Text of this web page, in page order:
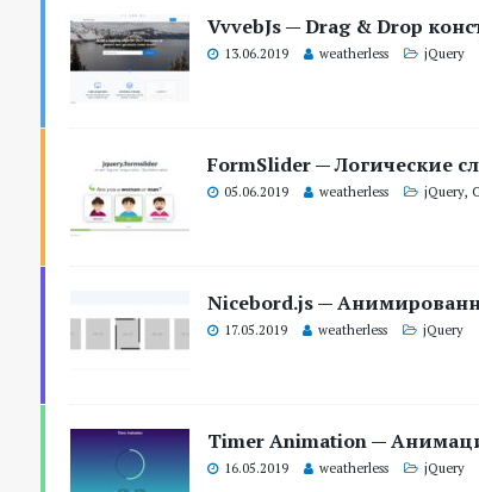
VvvebJs — Drag & Drop
13.06.2019 weatherless jQuery
FormSlider — Логические
05.06.2019 weatherless jQuery,
Nicebord.js —
17.05.2019 weatherless jQuery
Timer Animation —
16.05.2019 weatherless jQuery